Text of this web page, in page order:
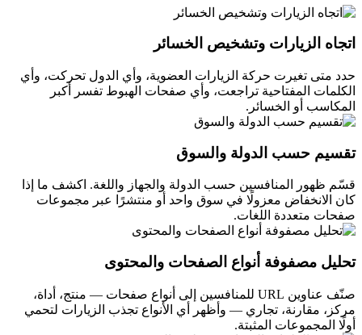
اتجاه الزيارات وتشخيص الخسائر
حدد متى تغيرت حركة الزيارات العضوية، وأي الدول تحركت، وأي
الكلمات المفتاحية تراجعت، وأي صفحات الهبوط تفسر أكبر
المكاسب أو الخسائر.
تقسيم حسب الدولة والسوق
قسّم ظهور المنافسين حسب الدولة والجهاز واللغة. اكشف ما إذا
كان الانخفاض معزولًا في سوق واحد أو منتشرًا عبر مجموعات
صفحات متعددة اللغات.
تحليل مصفوفة أنواع الصفحات والمحتوى
صنّف عناوين URL للمنافسين إلى أنواع صفحات — منتج، أداة،
مركز، مقارنة، تجاري — وأظهر أي الأنواع تجذب الزيارات لتحمي
أولًا المجموعات المثبتة.